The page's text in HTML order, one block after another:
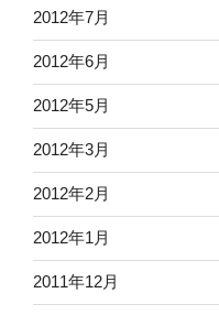
2012年7月
2012年6月
2012年5月
2012年3月
2012年2月
2012年1月
2011年12月